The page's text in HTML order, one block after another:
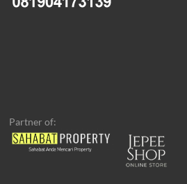
Partner of: